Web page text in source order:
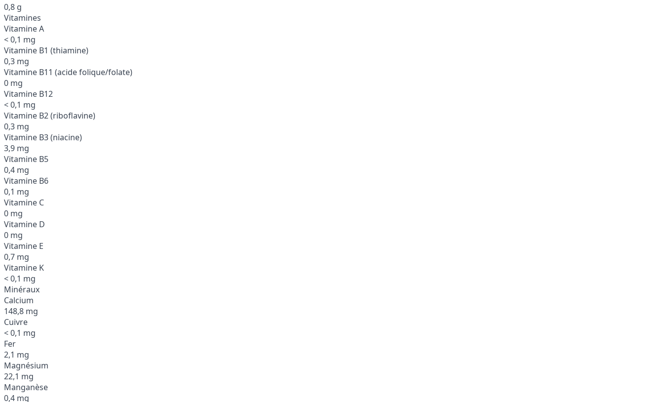
0,8 g
Vitamines
Vitamine A
< 0,1 mg
Vitamine B1 (thiamine)
0,3 mg
Vitamine B11 (acide folique/folate)
0 mg
Vitamine B12
< 0,1 mg
Vitamine B2 (riboflavine)
0,3 mg
Vitamine B3 (niacine)
3,9 mg
Vitamine B5
0,4 mg
Vitamine B6
0,1 mg
Vitamine C
0 mg
Vitamine D
0 mg
Vitamine E
0,7 mg
Vitamine K
< 0,1 mg
Minéraux
Calcium
148,8 mg
Cuivre
< 0,1 mg
Fer
2,1 mg
Magnésium
22,1 mg
Manganèse
0,4 mg